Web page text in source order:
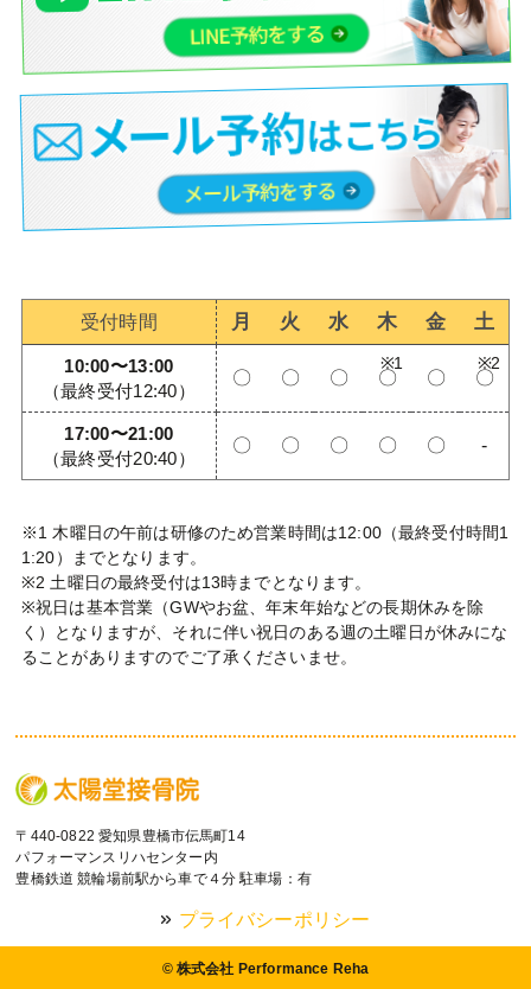
受付時間 月 火 水 木 金 土
10:00〜13:00
（最終受付12:40）
〇 〇 〇 〇 〇 〇
17:00〜21:00
（最終受付20:40）
〇 〇 〇 〇 〇 -
※1 木曜日の午前は研修のため営業時間は12:00（最終受付時間1
1:20）までとなります。
※2 土曜日の最終受付は13時までとなります。
※祝日は基本営業（GWやお盆、年末年始などの長期休みを除
く）となりますが、それに伴い祝日のある週の土曜日が休みにな
ることがありますのでご了承くださいませ。
〒440-0822 愛知県豊橋市伝馬町14
パフォーマンスリハセンター内
豊橋鉄道 競輪場前駅から車で４分 駐車場：有
プライバシーポリシー
© 株式会社 Performance Reha